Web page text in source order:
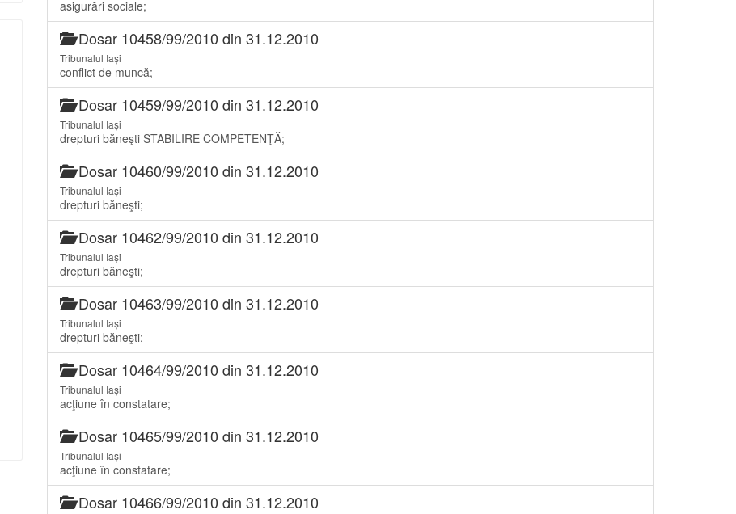
asigurări sociale;
Dosar 10458/99/2010 din 31.12.2010
Tribunalul Iași
conflict de muncă;
Dosar 10459/99/2010 din 31.12.2010
Tribunalul Iași
drepturi băneşti STABILIRE COMPETENŢĂ;
Dosar 10460/99/2010 din 31.12.2010
Tribunalul Iași
drepturi băneşti;
Dosar 10462/99/2010 din 31.12.2010
Tribunalul Iași
drepturi băneşti;
Dosar 10463/99/2010 din 31.12.2010
Tribunalul Iași
drepturi băneşti;
Dosar 10464/99/2010 din 31.12.2010
Tribunalul Iași
acţiune în constatare;
Dosar 10465/99/2010 din 31.12.2010
Tribunalul Iași
acţiune în constatare;
Dosar 10466/99/2010 din 31.12.2010